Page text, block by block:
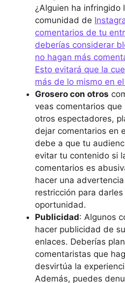
¿Alguien ha infringido
comunidad de
comentarios de tu
deberías considerar
no hagan más
Esto evitará que la
más de lo mismo en
Grosero con otros
veas comentarios
otros espectadores,
dejar comentarios en
debe a que tu
evitar tu contenido si
comentarios es
hacer una
restricción para
oportunidad.
Publicidad: Algunos
hacer publicidad de
enlaces. Deberías
comentaristas que
desvirtúa la
Además, puedes